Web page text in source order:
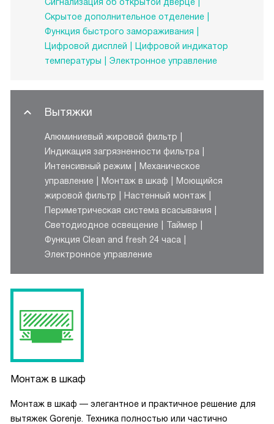
Скрытое дополнительное отделение
Функция быстрого замораживания
Цифровой дисплей
Цифровой индикатор
температуры
Электронное управление
Вытяжки
Алюминиевый жировой фильтр
Индикация загрязненности фильтра
Интенсивный режим
Механическое
управление
Монтаж в шкаф
Моющийся
жировой фильтр
Настенный монтаж
Периметрическая система всасывания
Светодиодное освещение
Таймер
Функция Clean and fresh 24 часа
Электронное управление
Монтаж в шкаф
Монтаж в шкаф — элегантное и практичное решение для
вытяжек Gorenje. Техника полностью или частично